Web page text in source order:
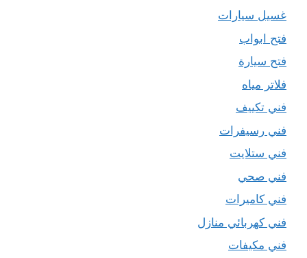
غسيل سيارات
فتح ابواب
فتح سيارة
فلاتر مياه
فني تكييف
فني رسيفرات
فني ستلايت
فني صحي
فني كاميرات
فني كهربائي منازل
فني مكيفات